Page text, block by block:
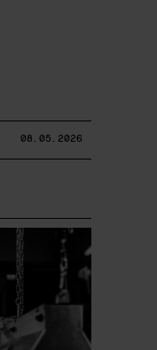
08.05.2026